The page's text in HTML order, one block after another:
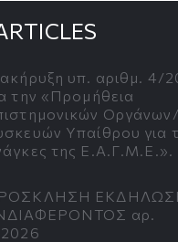
υπ. αριθμ. 4/
την «Προμήθεια
Οργάνων/
Υπαίθρου για
της Ε.Α.Γ.Μ.Ε.».
αρ.